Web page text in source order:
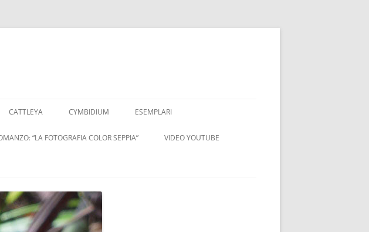
CATTLEYA CYMBIDIUM ESEMPLARI
“LA FOTOGRAFIA COLOR SEPPIA” VIDEO YOUTUBE